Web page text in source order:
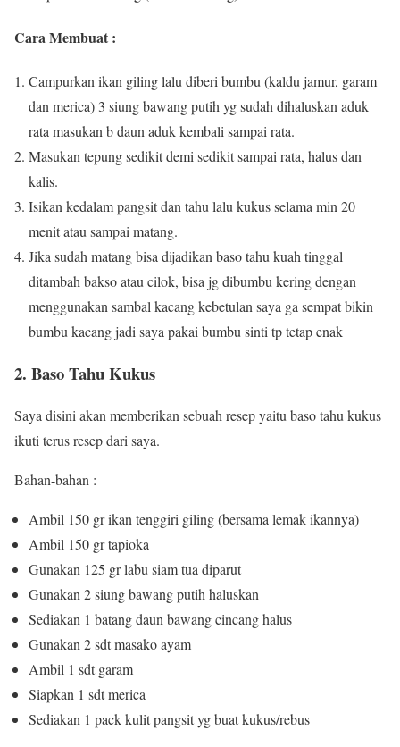
Cara Membuat :
Campurkan ikan giling lalu diberi bumbu (kaldu jamur, garam
dan merica) 3 siung bawang putih yg sudah dihaluskan aduk
rata masukan b daun aduk kembali sampai rata.
Masukan tepung sedikit demi sedikit sampai rata, halus dan
kalis.
Isikan kedalam pangsit dan tahu lalu kukus selama min 20
menit atau sampai matang.
Jika sudah matang bisa dijadikan baso tahu kuah tinggal
ditambah bakso atau cilok, bisa jg dibumbu kering dengan
menggunakan sambal kacang kebetulan saya ga sempat bikin
bumbu kacang jadi saya pakai bumbu sinti tp tetap enak
2. Baso Tahu Kukus
Saya disini akan memberikan sebuah resep yaitu baso tahu kukus
ikuti terus resep dari saya.
Bahan-bahan :
Ambil 150 gr ikan tenggiri giling (bersama lemak ikannya)
Ambil 150 gr tapioka
Gunakan 125 gr labu siam tua diparut
Gunakan 2 siung bawang putih haluskan
Sediakan 1 batang daun bawang cincang halus
Gunakan 2 sdt masako ayam
Ambil 1 sdt garam
Siapkan 1 sdt merica
Sediakan 1 pack kulit pangsit yg buat kukus/rebus